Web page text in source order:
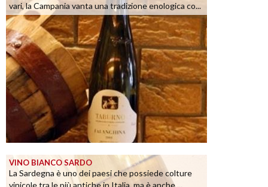
vari, la Campania vanta una tradizione enologica co...
VINO BIANCO SARDO
La Sardegna è uno dei paesi che possiede colture